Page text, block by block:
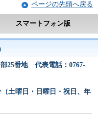
ページの先頭へ戻る
スマートフォン版
）
25番地 代表電話：0767-
土曜日・日曜日・祝日、年